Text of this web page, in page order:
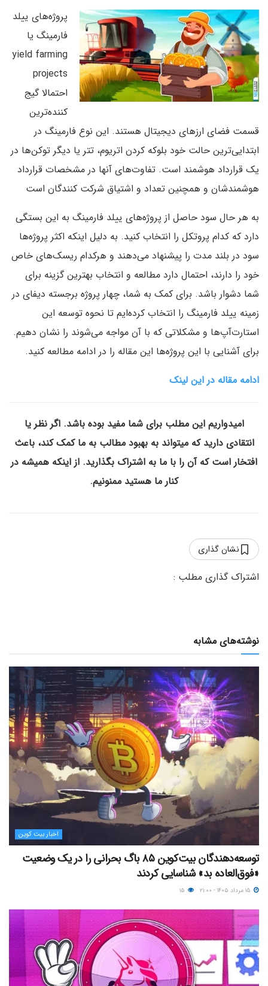
پروژه‌های ییلد
فارمینگ یا
yield farming
projects
احتمالا گیج
کننده‌ترین
قسمت فضای ارزهای دیجیتال هستند. این نوع فارمینگ در
ابتدایی‌ترین حالت خود بلوکه کردن اتریوم، تتر یا دیگر توکن‌ها در
یک قرارداد هوشمند است. تفاوت‌های آنها در مشخصات قرارداد
هوشمندشان و همچنین تعداد و اشتیاق شرکت کنندگان است
به هر حال سود حاصل از پروژه‌های ییلد فارمینگ به این بستگی
دارد که کدام پروتکل را انتخاب کنید. به دلیل اینکه اکثر پروژه‌ها
سود در بلند مدت را پیشنهاد می‌دهند و هرکدام ریسک‌های خاص
خود را دارند، احتمال دارد مطالعه و انتخاب بهترین گزینه برای
شما دشوار باشد. برای کمک به شما، چهار پروژه برجسته دیفای در
زمینه ییلد فارمینگ را انتخاب کرده‌ایم تا نحوه توسعه این
استارت‌آپ‌ها و مشکلاتی که با آن مواجه می‌شوند را نشان دهیم.
برای آشنایی با این پروژه‌ها این مقاله را در ادامه مطالعه کنید.
ادامه مقاله در این لینک
امیدواریم این مطلب برای شما مفید بوده باشد. اگر نظر یا
انتقادی دارید که میتواند به بهبود مطالب به ما کمک کند، باعث
افتخار است که آن را با ما به اشتراک بگذارید. از اینکه همیشه در
کنار ما هستید ممنونیم.
نشان گذاری
نوشته‌های مشابه
اخبار بیت کوین
توسعه‌دهندگان بیت‌کوین ۸۵ باگ بحرانی را در یک وضعیت
«فوق‌العاده بد» شناسایی کردند